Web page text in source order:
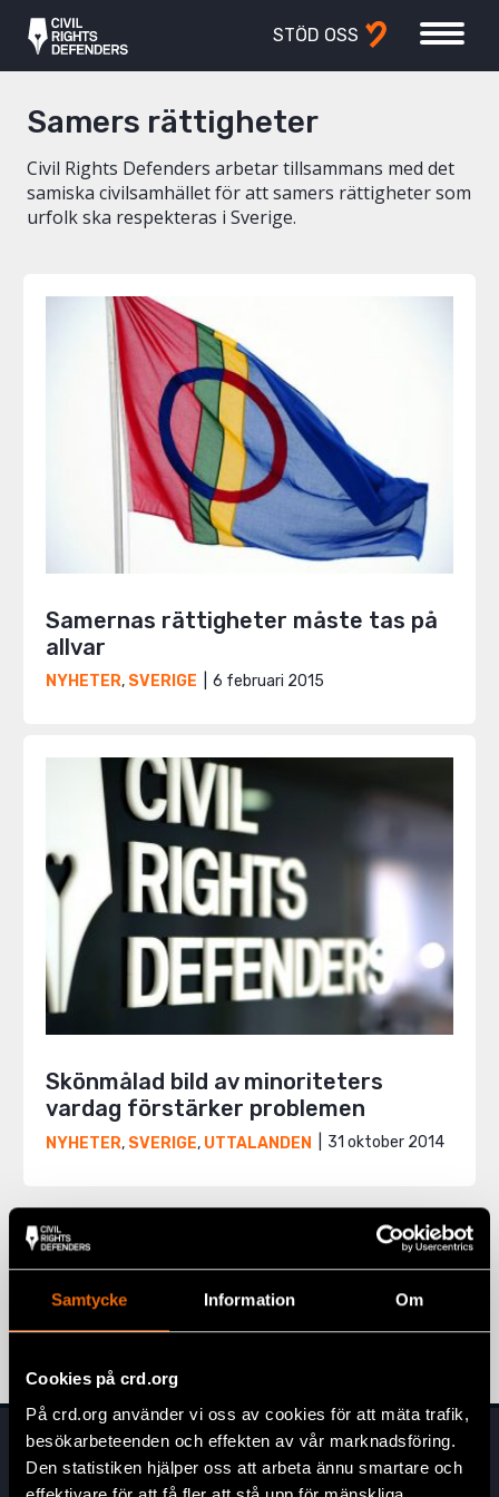
Samtycke Information Om
Cookies på crd.org
På crd.org använder vi oss av cookies för att mäta trafik,
besökarbeteenden och effekten av vår marknadsföring.
Den statistiken hjälper oss att arbeta ännu smartare och
STÖD OSS
Samers rättigheter
Civil Rights Defenders arbetar tillsammans med det
samiska civilsamhället för att samers rättigheter som
urfolk ska respekteras i Sverige.
Samernas rättigheter måste tas på
allvar
NYHETER, SVERIGE 6 februari 2015
Skönmålad bild av minoriteters
vardag förstärker problemen
NYHETER, SVERIGE, UTTALANDEN 31 oktober 2014
Sida 5 av 5